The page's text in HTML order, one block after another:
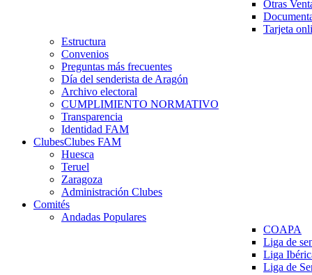
Otras
Tarjeta
Estructura
Convenios
Preguntas más frecuentes
Día del senderista de Aragón
Archivo electoral
CUMPLIMIENTO NORMATIVO
Transparencia
Identidad FAM
ClubesClubes FAM
Huesca
Teruel
Zaragoza
Administración Clubes
Comités
Andadas Populares
COAPA
Liga de
Liga
Liga de